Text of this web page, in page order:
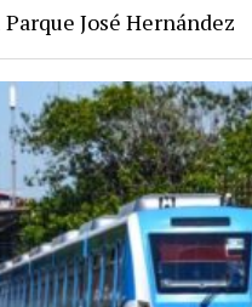
José Hernández